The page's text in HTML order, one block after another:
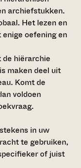
archiefstukken.
Het lezen en
oefening en
hiërarchie
maken deel uit
Komt de
voldoen
in uw
te gebruiken,
of juist